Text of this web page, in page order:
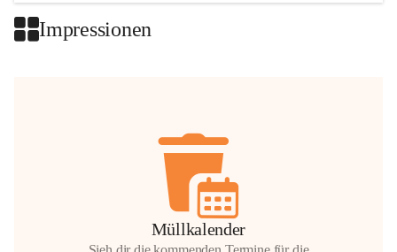
Impressionen
Müllkalender